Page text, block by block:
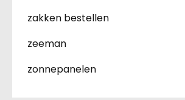
zakken bestellen
zeeman
zonnepanelen